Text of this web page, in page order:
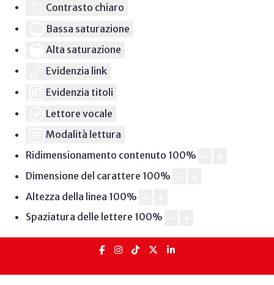
Contrasto chiaro
Bassa saturazione
Alta saturazione
Evidenzia link
Evidenzia titoli
Lettore vocale
Modalità lettura
Ridimensionamento contenuto 100%
Dimensione del carattere 100%
Altezza della linea 100%
Spaziatura delle lettere 100%